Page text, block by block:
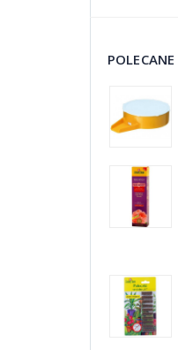
POLECANE